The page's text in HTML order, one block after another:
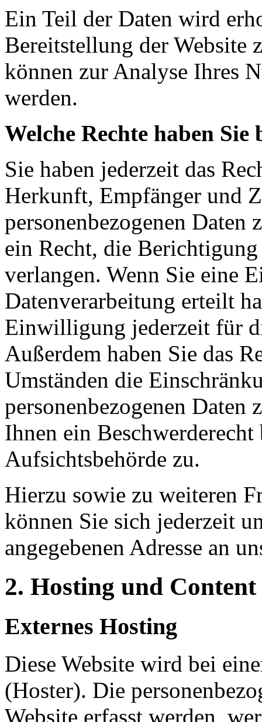
Ein Teil der Daten wird
Bereitstellung der Website
können zur Analyse Ihres
werden.
Welche Rechte haben
Sie haben jederzeit das
Herkunft, Empfänger und
personenbezogenen Daten
ein Recht, die
verlangen. Wenn Sie eine
Datenverarbeitung erteilt
Einwilligung jederzeit für
Außerdem haben Sie das
Umständen die
personenbezogenen Daten
Ihnen ein
Aufsichtsbehörde zu.
Hierzu sowie zu weiteren
können Sie sich jederzeit
angegebenen Adresse an
2. Hosting und
Externes Hosting
Diese Website wird bei
(Hoster). Die
Website erfasst werden,